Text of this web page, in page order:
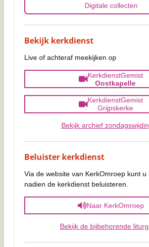
Digitale collecten
Bekijk kerkdienst
Live of achteraf meekijken op
KerkdienstGemist
Oostkapelle
KerkdienstGemist
Grijpskerke
Bekijk archief
Beluister kerkdienst
Via de website van KerkOmroep kunt u
nadien de kerkdienst beluisteren.
Naar KerkOmroep
Bekijk de bijbehorende